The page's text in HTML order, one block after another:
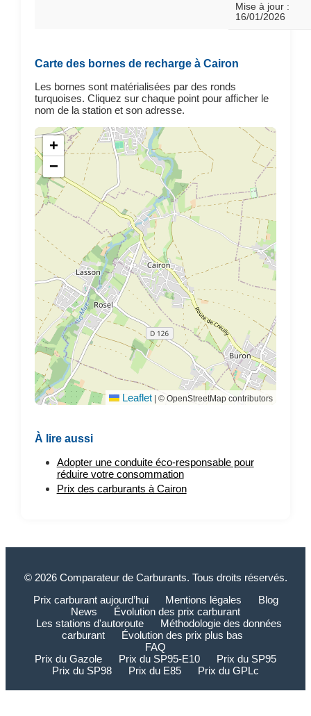
Mise à jour :
16/01/2026
Carte des bornes de recharge à Cairon
Les bornes sont matérialisées par des ronds
turquoises. Cliquez sur chaque point pour afficher le
nom de la station et son adresse.
+
−
Leaflet | © OpenStreetMap contributors
À lire aussi
Adopter une conduite éco-responsable pour
réduire votre consommation
Prix des carburants à Cairon
© 2026 Comparateur de Carburants. Tous droits réservés.
Prix carburant aujourd’hui
Mentions légales
Blog
News
Évolution des prix carburant
Les stations d'autoroute
Méthodologie des données
carburant
Évolution des prix plus bas
FAQ
Prix du Gazole
Prix du SP95-E10
Prix du SP95
Prix du SP98
Prix du E85 Prix du GPLc